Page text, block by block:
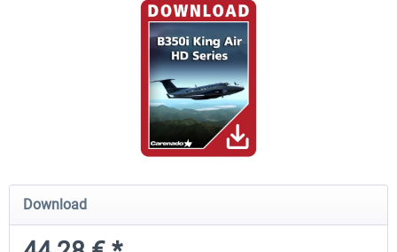
Airbus Bundle iFly Jets-The 737NG for
Download